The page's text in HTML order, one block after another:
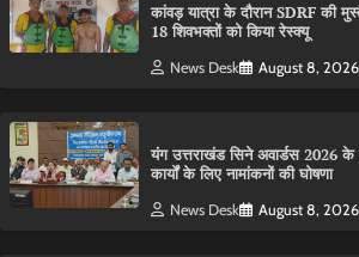
कांवड़ यात्रा के दौरान SDRF की
18 शिवभक्तों को किया रेस्क्यू
News Desk August 8, 2026
यंग उत्तराखंड सिने अवार्डस 2026
कार्यों के लिए नामांकनों की घोषणा
News Desk August 8, 2026